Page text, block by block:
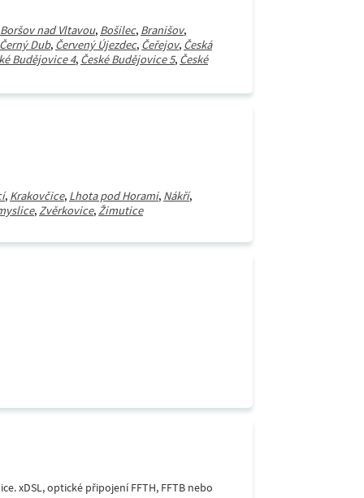
Boršov nad Vltavou, Bošilec, Branišov,
Černý Dub, Červený Újezdec, Čeřejov, Česká
Budějovice 4, České Budějovice 5, České
, Krakovčice, Lhota pod Horami, Nákří,
,Zvěrkovice,Žimutice
xDSL, optické připojení FFTH, FFTB nebo